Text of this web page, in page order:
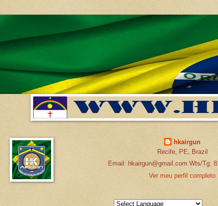
hkairgun
Recife, PE, Brazil
Email: hkairgun@gmail.com Wts/Tg:
Ver meu perfil completo